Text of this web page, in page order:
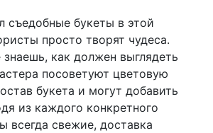
съедобные букеты в этой
просто творят чудеса.
как должен выглядеть
посоветуют цветовую
букета и могут добавить
из каждого конкретного
всегда свежие, доставка